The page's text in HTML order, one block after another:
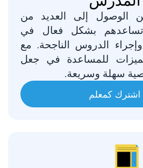
الوصول إلى العديد من
تساعدهم بشكل فعال في
الدروس الناجحة. مع
للمساعدة في جعل
سهلة وسريعة.
اشترك كمعلم